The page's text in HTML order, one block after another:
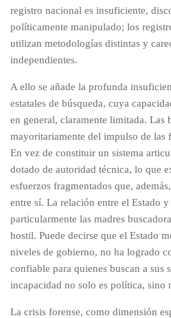
registro nacional es insuficiente,
políticamente manipulado; los
utilizan metodologías distintas y
independientes.
A ello se añade la profunda
estatales de búsqueda, cuya
en general, claramente limitada. Las
mayoritariamente del impulso de las
En vez de constituir un sistema
dotado de autoridad técnica, lo que
esfuerzos fragmentados que,
entre sí. La relación entre el Estado
particularmente las madres
hostil. Puede decirse que el Estado
niveles de gobierno, no ha logrado
confiable para quienes buscan a sus
incapacidad no solo es política, sino
La crisis forense, como dimensión